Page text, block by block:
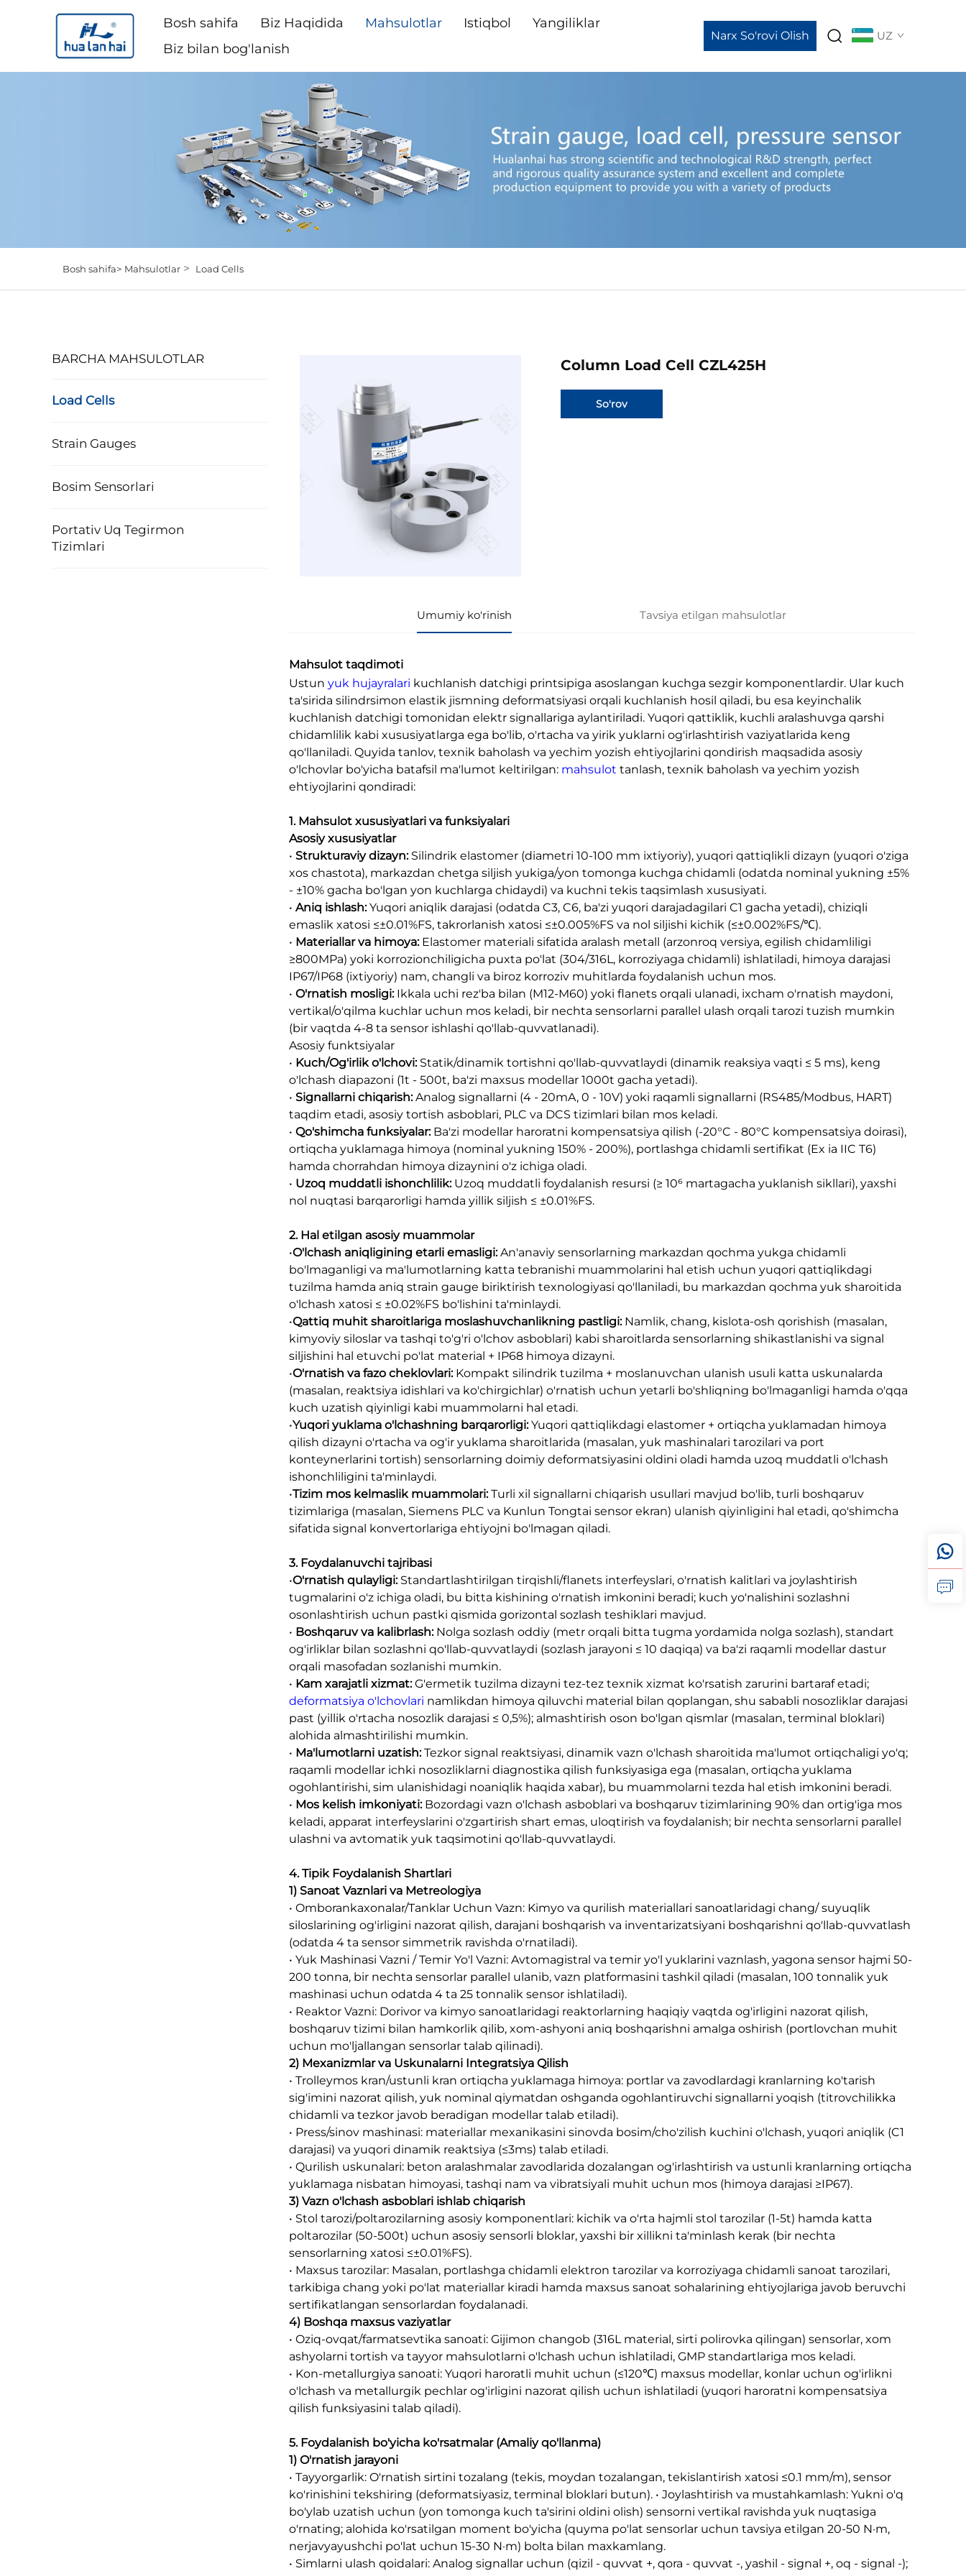
Bosh sahifa Biz Haqidida Mahsulotlar Istiqbol
Yangiliklar
Biz bilan bog'lanish
Narx So'rovi Olish UZ
Bosh sahifa> Mahsulotlar > Load Cells
BARCHA MAHSULOTLAR
Load Cells
Strain Gauges
Bosim Sensorlari
Portativ Uq Tegirmon
Tizimlari
Column Load Cell CZL425H
So'rov
Umumiy ko'rinish Tavsiya etilgan mahsulotlar
Mahsulot taqdimoti
Ustun yuk hujayralari kuchlanish datchigi printsipiga asoslangan kuchga sezgir komponentlardir. Ular kuch
ta'sirida silindrsimon elastik jismning deformatsiyasi orqali kuchlanish hosil qiladi, bu esa keyinchalik
kuchlanish datchigi tomonidan elektr signallariga aylantiriladi. Yuqori qattiklik, kuchli aralashuvga qarshi
chidamlilik kabi xususiyatlarga ega bo'lib, o'rtacha va yirik yuklarni og'irlashtirish vaziyatlarida keng
qo'llaniladi. Quyida tanlov, texnik baholash va yechim yozish ehtiyojlarini qondirish maqsadida asosiy
o'lchovlar bo'yicha batafsil ma'lumot keltirilgan: mahsulot tanlash, texnik baholash va yechim yozish
ehtiyojlarini qondiradi:
1. Mahsulot xususiyatlari va funksiyalari
Asosiy xususiyatlar
• Strukturaviy dizayn: Silindrik elastomer (diametri 10-100 mm ixtiyoriy), yuqori qattiqlikli dizayn (yuqori o'ziga
xos chastota), markazdan chetga siljish yukiga/yon tomonga kuchga chidamli (odatda nominal yukning ±5%
- ±10% gacha bo'lgan yon kuchlarga chidaydi) va kuchni tekis taqsimlash xususiyati.
• Aniq ishlash:Yuqori aniqlik darajasi (odatda C3, C6, ba'zi yuqori darajadagilari C1 gacha yetadi), chiziqli
emaslik xatosi ≤±0.01%FS, takrorlanish xatosi ≤±0.005%FS va nol siljishi kichik (≤±0.002%FS/℃).
• Materiallar va himoya: Elastomer materiali sifatida aralash metall (arzonroq versiya, egilish chidamliligi
≥800MPa) yoki korrozionchiligicha puxta po'lat (304/316L, korroziyaga chidamli) ishlatiladi, himoya darajasi
IP67/IP68 (ixtiyoriy) nam, changli va biroz korroziv muhitlarda foydalanish uchun mos.
• O'rnatish mosligi: Ikkala uchi rez'ba bilan (M12-M60) yoki flanets orqali ulanadi, ixcham o'rnatish maydoni,
vertikal/o'qilma kuchlar uchun mos keladi, bir nechta sensorlarni parallel ulash orqali tarozi tuzish mumkin
(bir vaqtda 4-8 ta sensor ishlashi qo'llab-quvvatlanadi).
Asosiy funktsiyalar
• Kuch/Og'irlik o'lchovi: Statik/dinamik tortishni qo'llab-quvvatlaydi (dinamik reaksiya vaqti ≤ 5 ms), keng
o'lchash diapazoni (1t - 500t, ba'zi maxsus modellar 1000t gacha yetadi).
• Signallarni chiqarish:Analog signallarni (4 - 20mA, 0 - 10V) yoki raqamli signallarni (RS485/Modbus, HART)
taqdim etadi, asosiy tortish asboblari, PLC va DCS tizimlari bilan mos keladi.
• Qo'shimcha funksiyalar: Ba'zi modellar haroratni kompensatsiya qilish (-20°C - 80°C kompensatsiya doirasi),
ortiqcha yuklamaga himoya (nominal yukning 150% - 200%), portlashga chidamli sertifikat (Ex ia IIC T6)
hamda chorrahdan himoya dizaynini o'z ichiga oladi.
• Uzoq muddatli ishonchlilik: Uzoq muddatli foydalanish resursi (≥ 10⁶ martagacha yuklanish sikllari), yaxshi
nol nuqtasi barqarorligi hamda yillik siljish ≤ ±0.01%FS.
2. Hal etilgan asosiy muammolar
•O'lchash aniqligining etarli emasligi:An'anaviy sensorlarning markazdan qochma yukga chidamli
bo'lmaganligi va ma'lumotlarning katta tebranishi muammolarini hal etish uchun yuqori qattiqlikdagi
tuzilma hamda aniq strain gauge biriktirish texnologiyasi qo'llaniladi, bu markazdan qochma yuk sharoitida
o'lchash xatosi ≤ ±0.02%FS bo'lishini ta'minlaydi.
•Qattiq muhit sharoitlariga moslashuvchanlikning pastligi: Namlik, chang, kislota-osh qorishish (masalan,
kimyoviy siloslar va tashqi to'g'ri o'lchov asboblari) kabi sharoitlarda sensorlarning shikastlanishi va signal
siljishini hal etuvchi po'lat material + IP68 himoya dizayni.
•O'rnatish va fazo cheklovlari: Kompakt silindrik tuzilma + moslanuvchan ulanish usuli katta uskunalarda
(masalan, reaktsiya idishlari va ko'chirgichlar) o'rnatish uchun yetarli bo'shliqning bo'lmaganligi hamda o'qqa
kuch uzatish qiyinligi kabi muammolarni hal etadi.
•Yuqori yuklama o'lchashning barqarorligi:Yuqori qattiqlikdagi elastomer + ortiqcha yuklamadan himoya
qilish dizayni o'rtacha va og'ir yuklama sharoitlarida (masalan, yuk mashinalari tarozilari va port
konteynerlarini tortish) sensorlarning doimiy deformatsiyasini oldini oladi hamda uzoq muddatli o'lchash
ishonchliligini ta'minlaydi.
•Tizim mos kelmaslik muammolari:Turli xil signallarni chiqarish usullari mavjud bo'lib, turli boshqaruv
tizimlariga (masalan, Siemens PLC va Kunlun Tongtai sensor ekran) ulanish qiyinligini hal etadi, qo'shimcha
sifatida signal konvertorlariga ehtiyojni bo'lmagan qiladi.
3. Foydalanuvchi tajribasi
•O'rnatish qulayligi: Standartlashtirilgan tirqishli/flanets interfeyslari, o'rnatish kalitlari va joylashtirish
tugmalarini o'z ichiga oladi, bu bitta kishining o'rnatish imkonini beradi; kuch yo'nalishini sozlashni
osonlashtirish uchun pastki qismida gorizontal sozlash teshiklari mavjud.
• Boshqaruv va kalibrlash: Nolga sozlash oddiy (metr orqali bitta tugma yordamida nolga sozlash), standart
og'irliklar bilan sozlashni qo'llab-quvvatlaydi (sozlash jarayoni ≤ 10 daqiqa) va ba'zi raqamli modellar dastur
orqali masofadan sozlanishi mumkin.
• Kam xarajatli xizmat:G'ermetik tuzilma dizayni tez-tez texnik xizmat ko'rsatish zarurini bartaraf etadi;
deformatsiya o'lchovlari namlikdan himoya qiluvchi material bilan qoplangan, shu sababli nosozliklar darajasi
past (yillik o'rtacha nosozlik darajasi ≤ 0,5%); almashtirish oson bo'lgan qismlar (masalan, terminal bloklari)
alohida almashtirilishi mumkin.
• Ma'lumotlarni uzatish:Tezkor signal reaktsiyasi, dinamik vazn o'lchash sharoitida ma'lumot ortiqchaligi yo'q;
raqamli modellar ichki nosozliklarni diagnostika qilish funksiyasiga ega (masalan, ortiqcha yuklama
ogohlantirishi, sim ulanishidagi noaniqlik haqida xabar), bu muammolarni tezda hal etish imkonini beradi.
• Mos kelish imkoniyati: Bozordagi vazn o'lchash asboblari va boshqaruv tizimlarining 90% dan ortig'iga mos
keladi, apparat interfeyslarini o'zgartirish shart emas, uloqtirish va foydalanish; bir nechta sensorlarni parallel
ulashni va avtomatik yuk taqsimotini qo'llab-quvvatlaydi.
4. Tipik Foydalanish Shartlari
1) Sanoat Vaznlari va Metreologiya
• Omborankaxonalar/Tanklar Uchun Vazn: Kimyo va qurilish materiallari sanoatlaridagi chang/ suyuqlik
siloslarining og'irligini nazorat qilish, darajani boshqarish va inventarizatsiyani boshqarishni qo'llab-quvvatlash
(odatda 4 ta sensor simmetrik ravishda o'rnatiladi).
• Yuk Mashinasi Vazni / Temir Yo'l Vazni: Avtomagistral va temir yo'l yuklarini vaznlash, yagona sensor hajmi 50-
200 tonna, bir nechta sensorlar parallel ulanib, vazn platformasini tashkil qiladi (masalan, 100 tonnalik yuk
mashinasi uchun odatda 4 ta 25 tonnalik sensor ishlatiladi).
• Reaktor Vazni: Dorivor va kimyo sanoatlaridagi reaktorlarning haqiqiy vaqtda og'irligini nazorat qilish,
boshqaruv tizimi bilan hamkorlik qilib, xom-ashyoni aniq boshqarishni amalga oshirish (portlovchan muhit
uchun mo'ljallangan sensorlar talab qilinadi).
2) Mexanizmlar va Uskunalarni Integratsiya Qilish
• Trolleymos kran/ustunli kran ortiqcha yuklamaga himoya: portlar va zavodlardagi kranlarning ko'tarish
sig'imini nazorat qilish, yuk nominal qiymatdan oshganda ogohlantiruvchi signallarni yoqish (titrovchilikka
chidamli va tezkor javob beradigan modellar talab etiladi).
• Press/sinov mashinasi: materiallar mexanikasini sinovda bosim/cho'zilish kuchini o'lchash, yuqori aniqlik (C1
darajasi) va yuqori dinamik reaktsiya (≤3ms) talab etiladi.
• Qurilish uskunalari: beton aralashmalar zavodlarida dozalangan og'irlashtirish va ustunli kranlarning ortiqcha
yuklamaga nisbatan himoyasi, tashqi nam va vibratsiyali muhit uchun mos (himoya darajasi ≥IP67).
3) Vazn o'lchash asboblari ishlab chiqarish
• Stol tarozi/poltarozilarning asosiy komponentlari: kichik va o'rta hajmli stol tarozilar (1-5t) hamda katta
poltarozilar (50-500t) uchun asosiy sensorli bloklar, yaxshi bir xillikni ta'minlash kerak (bir nechta
sensorlarning xatosi ≤±0.01%FS).
• Maxsus tarozilar: Masalan, portlashga chidamli elektron tarozilar va korroziyaga chidamli sanoat tarozilari,
tarkibiga chang yoki po'lat materiallar kiradi hamda maxsus sanoat sohalarining ehtiyojlariga javob beruvchi
sertifikatlangan sensorlardan foydalanadi.
4) Boshqa maxsus vaziyatlar
• Oziq-ovqat/farmatsevtika sanoati: Gijimon changob (316L material, sirti polirovka qilingan) sensorlar, xom
ashyolarni tortish va tayyor mahsulotlarni o'lchash uchun ishlatiladi, GMP standartlariga mos keladi.
• Kon-metallurgiya sanoati: Yuqori haroratli muhit uchun (≤120℃) maxsus modellar, konlar uchun og'irlikni
o'lchash va metallurgik pechlar og'irligini nazorat qilish uchun ishlatiladi (yuqori haroratni kompensatsiya
qilish funksiyasini talab qiladi).
5. Foydalanish bo'yicha ko'rsatmalar (Amaliy qo'llanma)
1) O'rnatish jarayoni
• Tayyorgarlik: O'rnatish sirtini tozalang (tekis, moydan tozalangan, tekislantirish xatosi ≤0.1 mm/m), sensor
ko'rinishini tekshiring (deformatsiyasiz, terminal bloklari butun). • Joylashtirish va mustahkamlash: Yukni o'q
bo'ylab uzatish uchun (yon tomonga kuch ta'sirini oldini olish) sensorni vertikal ravishda yuk nuqtasiga
o'rnating; alohida ko'rsatilgan moment bo'yicha (quyma po'lat sensorlar uchun tavsiya etilgan 20-50 N·m,
nerjavyayushchi po'lat uchun 15-30 N·m) bolta bilan maxkamlang.
• Simlarni ulash qoidalari: Analog signallar uchun (qizil - quvvat +, qora - quvvat -, yashil - signal +, oq - signal -);